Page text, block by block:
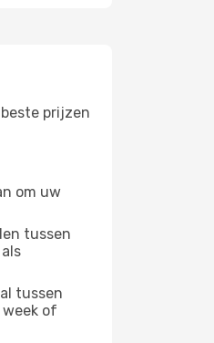
prijzen
om uw
tussen
tussen
of